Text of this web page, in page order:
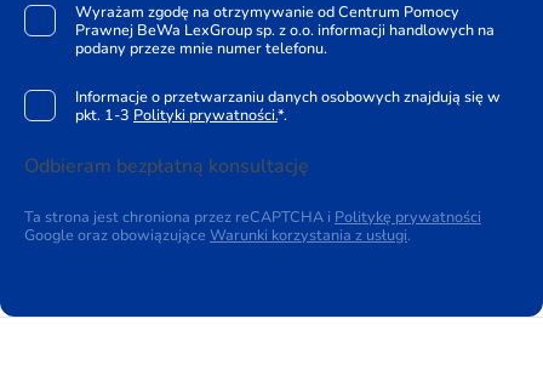
Wyrażam zgodę na otrzymywanie od Centrum Pomocy
Prawnej BeWa LexGroup sp. z o.o. informacji handlowych na
podany przeze mnie numer telefonu.
Informacje o przetwarzaniu danych osobowych znajdują się w
pkt. 1-3 Polityki prywatności.*.
Odbieram bezpłatną konsultację
Ta strona jest chroniona przez reCAPTCHA i Politykę prywatności
Google oraz obowiązujące Warunki korzystania z usługi.